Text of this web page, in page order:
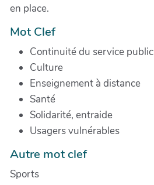
en place.
Mot Clef
Continuité du service public
Culture
Enseignement à distance
Santé
Solidarité, entraide
Usagers vulnérables
Autre mot clef
Sports